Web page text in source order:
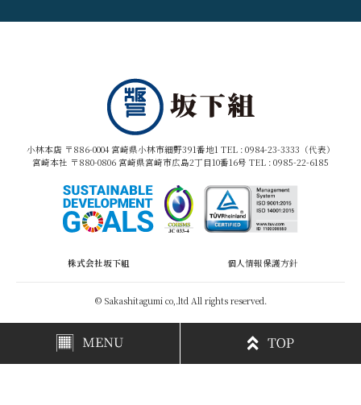
小林本店 〒886-0004 宮崎県小林市細野391番地1 TEL : 0984-23-3333（代表）
宮崎本社 〒880-0806 宮崎県宮崎市広島2丁目10番16号 TEL : 0985-22-6185
株式会社坂下組 個人情報保護方針
© Sakashitagumi co,.ltd All rights reserved.